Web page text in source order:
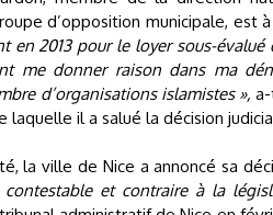
d’opposition municipale, est
en 2013 pour le loyer sous-
me donner raison dans ma
d’organisations islamistes »,
laquelle il a salué la décision
la ville de Nice a annoncé sa
contestable et contraire à la